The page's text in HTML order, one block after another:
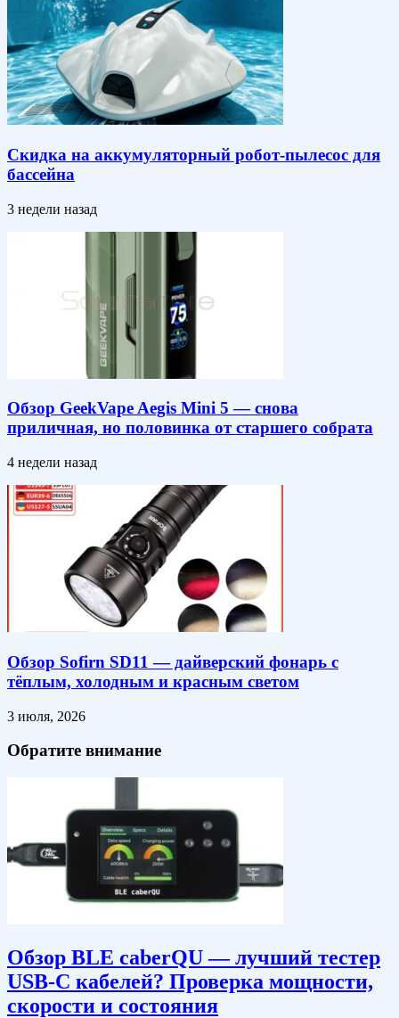
Скидка на аккумуляторный робот-пылесос для
бассейна
3 недели назад
Обзор GeekVape Aegis Mini 5 — снова
приличная, но половинка от старшего собрата
4 недели назад
Обзор Sofirn SD11 — дайверский фонарь с
тёплым, холодным и красным светом
3 июля, 2026
Обратите внимание
Обзор BLE caberQU — лучший тестер
USB-C кабелей? Проверка мощности,
скорости и состояния